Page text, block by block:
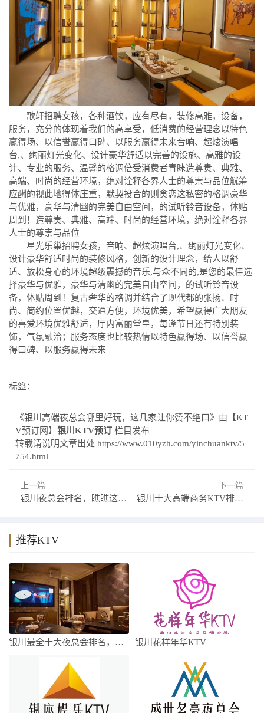
歌轩招聘女孩，各种酒饮，应有尽有，装修高雅，设备，
服务，充分的体现着我们的高享受，低消费的经营理念以特色
赢得场、以信誉赢得口碑、以服务赢得未来音响、超炫演唱
台,、绚丽灯光变化、设计豪华舒适以完善的设施、高雅的设
计、专业的服务、温馨的格调倍受消费者青睐造尊贵、典雅、
高端、时尚的经营环境，绝对诠释各界人士的尊崇与品位觥筹
应酬的视此地得体庄重，默契投合的则贪恋这私密的格调豪华
与优雅，豪华与清幽的完美自由空间，的试听铃音设备，体贴
周到！造尊贵、典雅、高端、时尚的经营环境，绝对诠释各界
人士的尊崇与品位
星光乐巢招聘女孩，音响、超炫演唱台,、绚丽灯光变化、
设计豪华舒适时尚的装修风格，创新的设计理念，给人以舒
适、放松身心的环境超级震撼的音乐,与众不同的,是您的最佳选
择豪华与优雅，豪华与清幽的完美自由空间，的试听铃音设
备，体贴周到！复古奢华的格调并结合了现代都的张扬、时
尚、简约位置优越，交通方便，环境优美，希望赢得广大朋友
的喜爱环境优雅舒适，厅内富丽堂皇，每逢节日还有特别装
饰，气氛融洽；服务态度也比较热情以特色赢得场、以信誉赢
得口碑、以服务赢得未来
标签：
《银川高端夜总会哪里好玩，这几家让你赞不绝口》由【KT
V预订网】 银川KTV预订 栏目发布
转载请说明文章出处 https://www.010yzh.com/yinchuanktv/5
754.html
上一篇
银川夜总会排名，瞧瞧这份排行榜让你一目了然
下一篇
银川十大高端商务KTV排名，这几家让你迷醉夜生活
推荐KTV
银川最全十大夜总会排名，银川十大好玩夜总 银川花样年华KTV